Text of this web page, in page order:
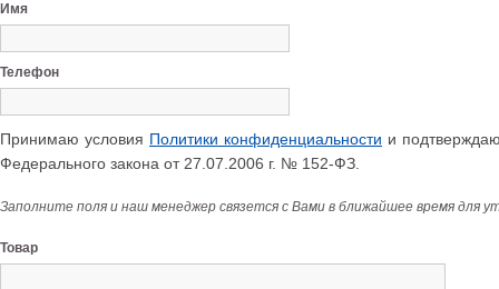
Имя
Телефон
Принимаю условия Политики конфиденциальности и
Федерального закона от 27.07.2006 г. № 152-ФЗ.
Заполните поля и наш менеджер связется с Вами в ближайшее время для
Товар